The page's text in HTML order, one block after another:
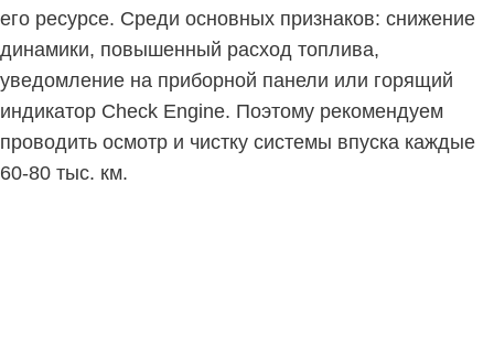
его ресурсе. Среди основных признаков: снижение
динамики, повышенный расход топлива,
уведомление на приборной панели или горящий
индикатор Check Engine. Поэтому рекомендуем
проводить осмотр и чистку системы впуска каждые
60-80 тыс. км.